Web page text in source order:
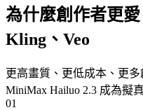
為什麼創作者更
Kling、Veo
更高畫質、更低成本、更
MiniMax Hailuo 2.3 成為擬
01